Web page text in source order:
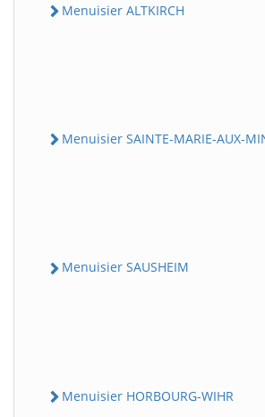
Menuisier ALTKIRCH
Menuisier SAINTE-MARIE-AUX-
Menuisier SAUSHEIM
Menuisier HORBOURG-WIHR